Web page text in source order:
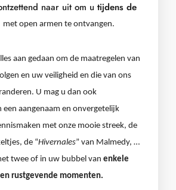
naar uit om u tijdens de
met open armen te ontvangen.
aan gedaan om de maatregelen van
en uw veiligheid en die van ons
U mag u dan ook
een aangenaam en onvergetelijk
met onze mooie streek, de
de “Hivernales” van Malmedy, …
twee of in uw bubbel van enkele
rustgevende momenten.